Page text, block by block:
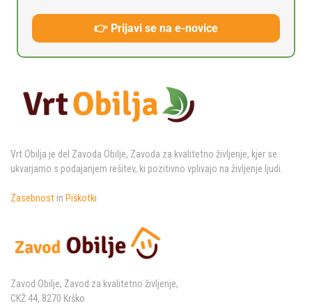
👉 Prijavi se na e-novice
Vrt Obilja je del Zavoda Obilje, Zavoda za kvalitetno življenje, kjer se
ukvarjamo s podajanjem rešitev, ki pozitivno vplivajo na življenje ljudi.
Zasebnost in Piškotki
Zavod Obilje, Zavod za kvalitetno življenje,
CKŽ 44, 8270 Krško